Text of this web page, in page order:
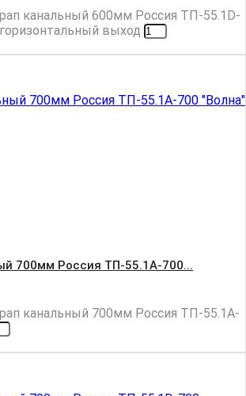
канальный 600мм Россия ТП-55.1D-
выход
700мм Россия ТП-55.1A-700...
канальный 700мм Россия ТП-55.1A-